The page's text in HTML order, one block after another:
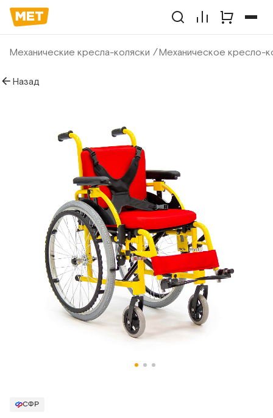
Механические кресла-коляски Механическое кресло-
Назад
СФР